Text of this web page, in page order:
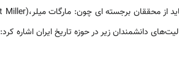
دانشمندان زیر در حوزه تاریخ ایران اشاره کرد: